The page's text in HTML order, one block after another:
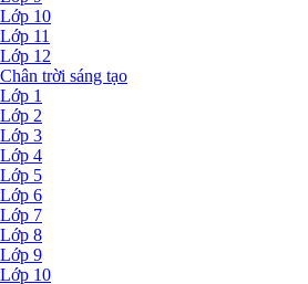
Lớp 10
Lớp 11
Lớp 12
Chân trời sáng tạo
Lớp 1
Lớp 2
Lớp 3
Lớp 4
Lớp 5
Lớp 6
Lớp 7
Lớp 8
Lớp 9
Lớp 10